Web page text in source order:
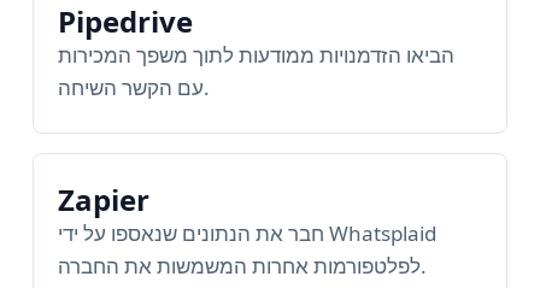
Pipedrive
הביאו הזדמנויות ממודעות לתוך משפך המכירות
עם הקשר השיחה.
Zapier
חבר את הנתונים שנאספו על ידי Whatsplaid
לפלטפורמות אחרות המשמשות את החברה.